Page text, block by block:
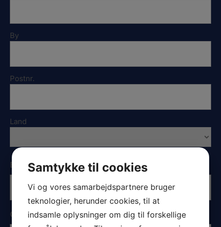
By
Postnr.
Land
Bådtype *
Certifikat- eller sejlnr:
Samtykke til cookies
Vi og vores samarbejdspartnere bruger
teknologier, herunder cookies, til at
indsamle oplysninger om dig til forskellige